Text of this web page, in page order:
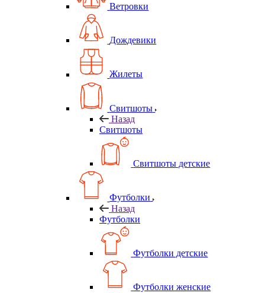
Ветровки
Дождевики
Жилеты
Свитшоты
Назад
Свитшоты
Свитшоты детские
Футболки
Назад
Футболки
Футболки детские
Футболки женские